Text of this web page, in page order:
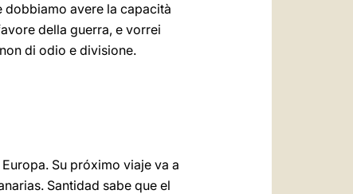
dobbiamo avere la capacità
della guerra, e vorrei
di odio e divisione.
Su próximo viaje va a
Santidad sabe que el